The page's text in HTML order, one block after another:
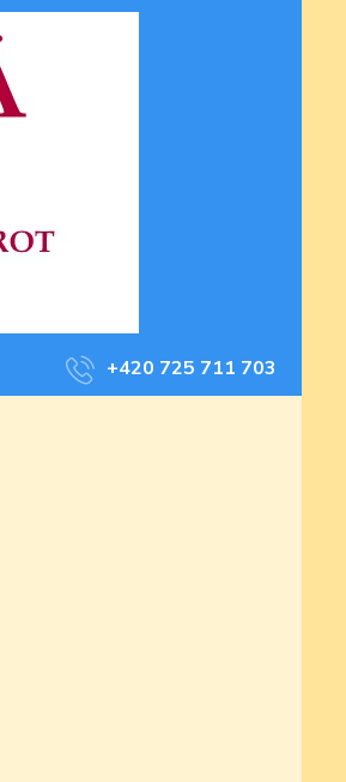
+420 725 711 703